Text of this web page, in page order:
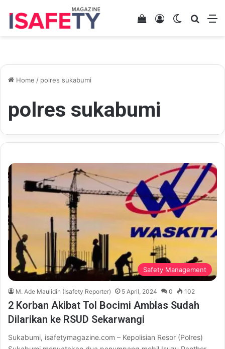
Switch skin
Log In
View your
Home / polres sukabumi
polres sukabumi
Safety Management
M. Ade Maulidin (Isafety Reporter) 5 April, 2024 0 102
2 Korban Akibat Tol Bocimi Amblas Sudah
Dilarikan ke RSUD Sekarwangi
Sukabumi, isafetymagazine.com – Kepolisian Resor (Polres)